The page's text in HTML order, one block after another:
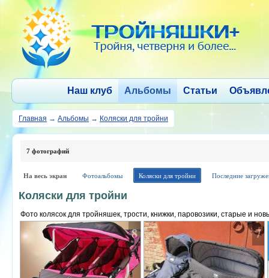
Наш клуб Альбомы Статьи
Главная → Альбомы → Коляски для тройни
7 фотографий
На весь экран Фотоальбомы Коляски для тройни Последние
Коляски для тройни
Фото колясок для тройняшек, трости, книжки, паровозики, старые и
8 7